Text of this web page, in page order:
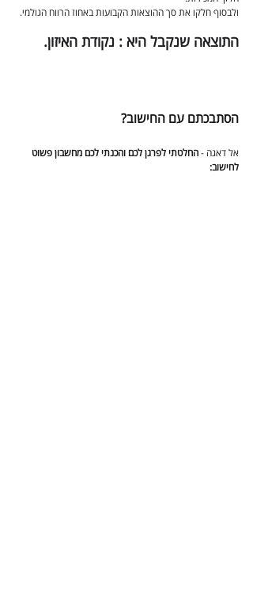
ולבסוף חלקו את סך ההוצאות הקבועות באחוז הרווח הגולמי.
התוצאה שנקבל היא : נקודת האיזון.
הסתבכתם עם החישוב?
אל דאגה - החלטתי לפרגן לכם והכנתי לכם מחשבון פשוט
לחישוב: